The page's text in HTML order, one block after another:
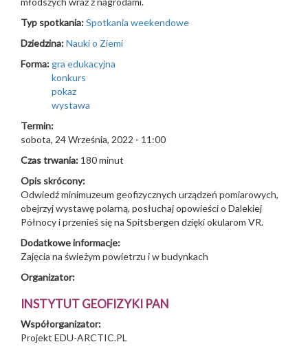
Typ spotkania:Spotkania weekendowe
Dziedzina:Nauki o Ziemi
Forma: gra edukacyjna
konkurs
pokaz
wystawa
Termin:
sobota, 24 Września, 2022 - 11:00
Czas trwania: 180 minut
Opis skrócony:
Odwiedź minimuzeum geofizycznych urządzeń pomiarowych,
obejrzyj wystawę polarną, posłuchaj opowieści o Dalekiej
Północy i przenieś się na Spitsbergen dzięki okularom VR.
Dodatkowe informacje:
Zajęcia na świeżym powietrzu i w budynkach
Organizator:
INSTYTUT GEOFIZYKI PAN
Współorganizator:
Projekt EDU-ARCTIC.PL